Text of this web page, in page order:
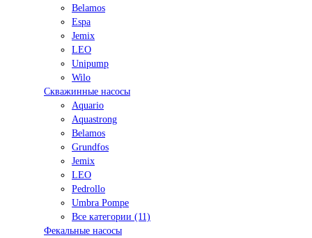
Belamos
Espa
Jemix
LEO
Unipump
Wilo
Скважинные насосы
Aquario
Aquastrong
Belamos
Grundfos
Jemix
LEO
Pedrollo
Umbra Pompe
Все категории (11)
Фекальные насосы